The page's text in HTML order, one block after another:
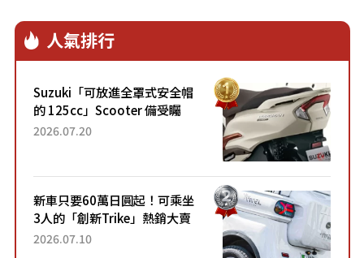
人氣排行
Suzuki「可放進全罩式安全帽
的 125cc」Scooter 備受矚
目！採用全新流線設計與各項
2026.07.20
新車只要60萬日圓起！可乘坐
3人的「創新Trike」熱銷大賣
成為人氣車款！「養車成本真
2026.07.10